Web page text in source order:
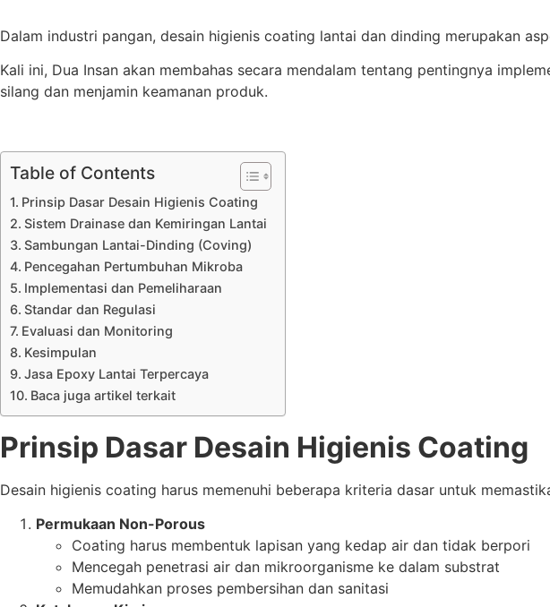
Dalam industri pangan, desain higienis coating lantai dan dinding merupakan
Kali ini, Dua Insan akan membahas secara mendalam tentang pentingnya
silang dan menjamin keamanan produk.
Table of Contents
Prinsip Dasar Desain Higienis Coating
Sistem Drainase dan Kemiringan Lantai
Sambungan Lantai-Dinding (Coving)
Pencegahan Pertumbuhan Mikroba
Implementasi dan Pemeliharaan
Standar dan Regulasi
Evaluasi dan Monitoring
Kesimpulan
Jasa Epoxy Lantai Terpercaya
Baca juga artikel terkait
Prinsip Dasar Desain Higienis Coating
Desain higienis coating harus memenuhi beberapa kriteria dasar untuk
Permukaan Non-Porous
Coating harus membentuk lapisan yang kedap air dan tidak berpori
Mencegah penetrasi air dan mikroorganisme ke dalam substrat
Memudahkan proses pembersihan dan sanitasi